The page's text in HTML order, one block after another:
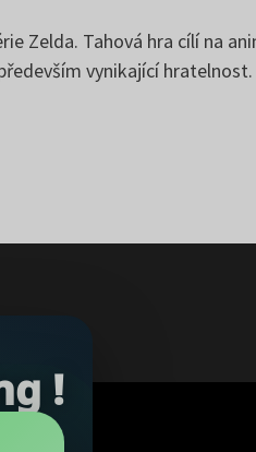
Zelda. Tahová hra cílí na
vynikající
!